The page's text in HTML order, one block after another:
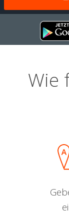
Wie